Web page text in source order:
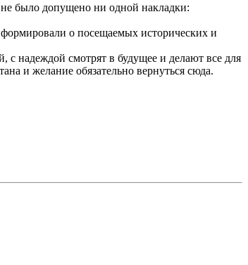
было допущено ни одной накладки:
о посещаемых исторических и
с надеждой смотрят в будущее и делают все для
и желание обязательно вернуться сюда.